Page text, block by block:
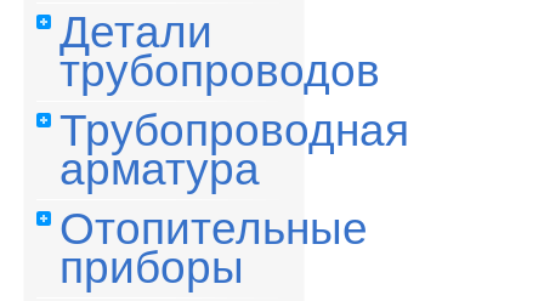
Детали
трубопроводов
Трубопроводная
арматура
Отопительные
приборы